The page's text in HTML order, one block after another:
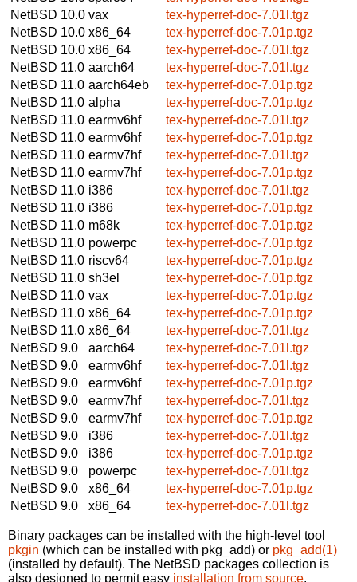
NetBSD 10.0 vax
tex-hyperref-doc-7.01l.tgz
NetBSD 10.0 x86_64
tex-hyperref-doc-7.01p.tgz
NetBSD 10.0 x86_64
tex-hyperref-doc-7.01l.tgz
NetBSD 11.0 aarch64
tex-hyperref-doc-7.01l.tgz
NetBSD 11.0 aarch64eb
tex-hyperref-doc-7.01p.tgz
NetBSD 11.0 alpha
tex-hyperref-doc-7.01p.tgz
NetBSD 11.0 earmv6hf
tex-hyperref-doc-7.01l.tgz
NetBSD 11.0 earmv6hf
tex-hyperref-doc-7.01p.tgz
NetBSD 11.0 earmv7hf
tex-hyperref-doc-7.01l.tgz
NetBSD 11.0 earmv7hf
tex-hyperref-doc-7.01p.tgz
NetBSD 11.0 i386
tex-hyperref-doc-7.01l.tgz
NetBSD 11.0 i386
tex-hyperref-doc-7.01p.tgz
NetBSD 11.0 m68k
tex-hyperref-doc-7.01p.tgz
NetBSD 11.0 powerpc
tex-hyperref-doc-7.01p.tgz
NetBSD 11.0 riscv64
tex-hyperref-doc-7.01p.tgz
NetBSD 11.0 sh3el
tex-hyperref-doc-7.01p.tgz
NetBSD 11.0 vax
tex-hyperref-doc-7.01p.tgz
NetBSD 11.0 x86_64
tex-hyperref-doc-7.01p.tgz
NetBSD 11.0 x86_64
tex-hyperref-doc-7.01l.tgz
NetBSD 9.0
aarch64
tex-hyperref-doc-7.01l.tgz
NetBSD 9.0
earmv6hf
tex-hyperref-doc-7.01l.tgz
NetBSD 9.0
earmv6hf
tex-hyperref-doc-7.01p.tgz
NetBSD 9.0
earmv7hf
tex-hyperref-doc-7.01l.tgz
NetBSD 9.0
earmv7hf
tex-hyperref-doc-7.01p.tgz
NetBSD 9.0
i386
tex-hyperref-doc-7.01l.tgz
NetBSD 9.0
i386
tex-hyperref-doc-7.01p.tgz
NetBSD 9.0
powerpc
tex-hyperref-doc-7.01l.tgz
NetBSD 9.0
x86_64
tex-hyperref-doc-7.01p.tgz
NetBSD 9.0
x86_64 tex-hyperref-doc-7.01l.tgz
Binary packages can be installed with the high-level tool
pkgin (which can be installed with pkg_add) or pkg_add(1)
(installed by default). The NetBSD packages collection is
also designed to permit easy installation from source.